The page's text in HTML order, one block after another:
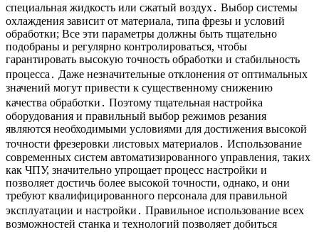
специальная жидкость или сжатый воздух․ Выбор системы
охлаждения зависит от материала, типа фрезы и условий
обработки; Все эти параметры должны быть тщательно
подобраны и регулярно контролироваться, чтобы
гарантировать высокую точность обработки и стабильность
процесса․ Даже незначительные отклонения от оптимальных
значений могут привести к существенному снижению
качества обработки․ Поэтому тщательная настройка
оборудования и правильный выбор режимов резания
являются необходимыми условиями для достижения высокой
точности фрезеровки листовых материалов․ Использование
современных систем автоматизированного управления, таких
как ЧПУ, значительно упрощает процесс настройки и
позволяет достичь более высокой точности, однако, и они
требуют квалифицированного персонала для правильной
эксплуатации и настройки․ Правильное использование всех
возможностей станка и технологий позволяет добиться